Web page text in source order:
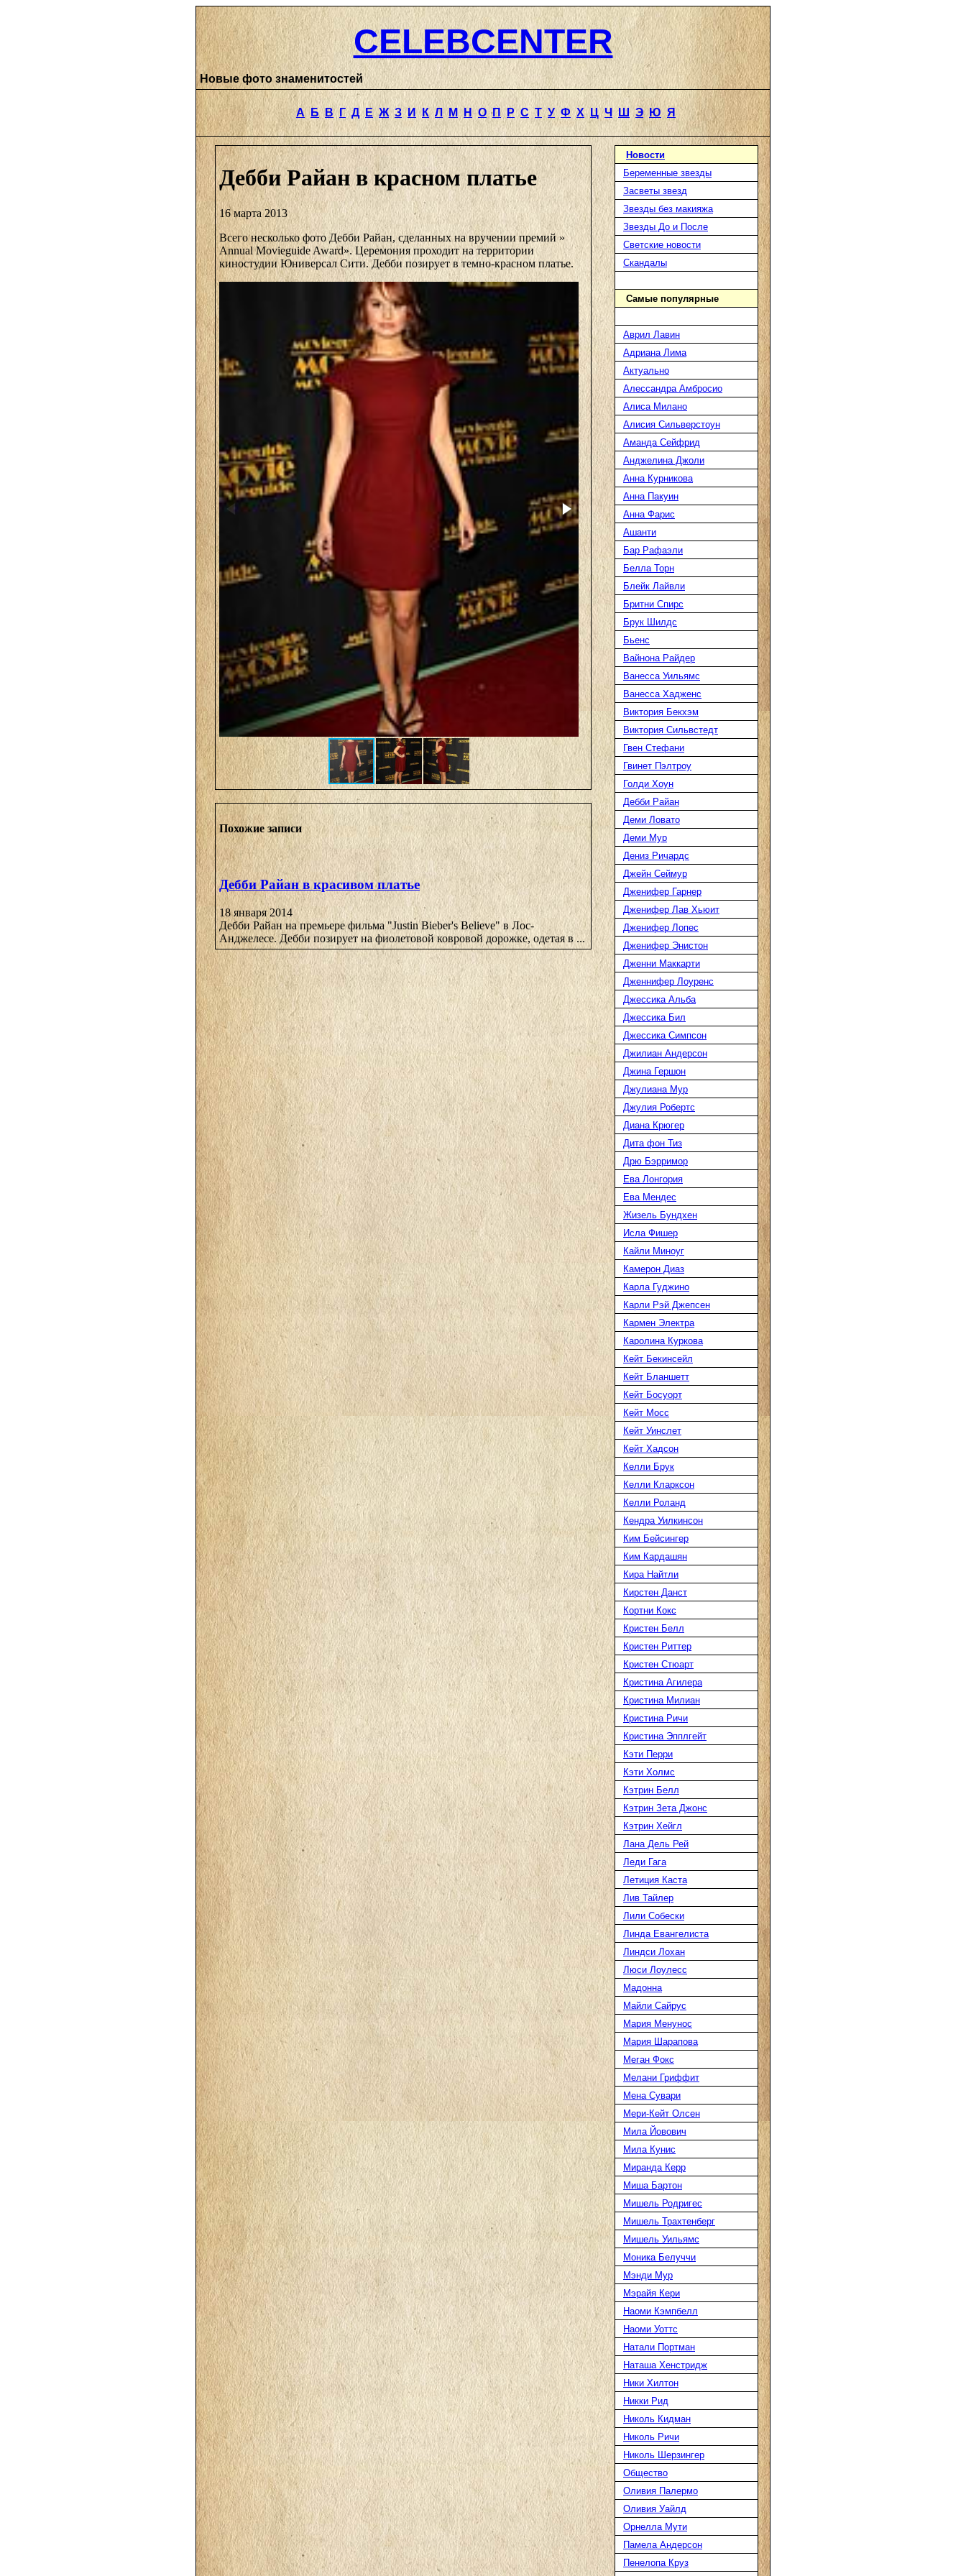
CELEBCENTER
Новые фото знаменитостей
А Б В Г Д Е Ж З И К Л М Н О П Р С Т У Ф Х Ц Ч Ш Э Ю Я
Дебби Райан в красном платье
16 марта 2013
Всего несколько фото Дебби Райан, сделанных на вручении премий »
Annual Movieguide Award». Церемония проходит на территории
киностудии Юниверсал Сити. Дебби позирует в темно-красном платье.
Похожие записи
Дебби Райан в красивом платье
18 января 2014
Дебби Райан на премьере фильма "Justin Bieber's Believe" в Лос-
Анджелесе. Дебби позирует на фиолетовой ковровой дорожке, одетая в ...
Новости
Беременные звезды
Засветы звезд
Звезды без макияжа
Звезды До и После
Светские новости
Скандалы
Самые популярные
Аврил Лавин
Адриана Лима
Актуально
Алессандра Амбросио
Алиса Милано
Алисия Сильверстоун
Аманда Сейфрид
Анджелина Джоли
Анна Курникова
Анна Пакуин
Анна Фарис
Ашанти
Бар Рафаэли
Белла Торн
Блейк Лайвли
Бритни Спирс
Брук Шилдс
Бьенс
Вайнона Райдер
Ванесса Уильямс
Ванесса Хадженс
Виктория Бекхэм
Виктория Сильвстедт
Гвен Стефани
Гвинет Пэлтроу
Голди Хоун
Дебби Райан
Деми Ловато
Деми Мур
Дениз Ричардс
Джейн Сеймур
Дженифер Гарнер
Дженифер Лав Хьюит
Дженифер Лопес
Дженифер Энистон
Дженни Маккарти
Дженнифер Лоуренс
Джессика Альба
Джессика Бил
Джессика Симпсон
Джилиан Андерсон
Джина Гершон
Джулиана Мур
Джулия Робертс
Диана Крюгер
Дита фон Тиз
Дрю Бэрримор
Ева Лонгория
Ева Мендес
Жизель Бундхен
Исла Фишер
Кайли Миноуг
Камерон Диаз
Карла Гуджино
Карли Рэй Джепсен
Кармен Электра
Каролина Куркова
Кейт Бекинсейл
Кейт Бланшетт
Кейт Босуорт
Кейт Мосс
Кейт Уинслет
Кейт Хадсон
Келли Брук
Келли Кларксон
Келли Роланд
Кендра Уилкинсон
Ким Бейсингер
Ким Кардашян
Кира Найтли
Кирстен Данст
Кортни Кокс
Кристен Белл
Кристен Риттер
Кристен Стюарт
Кристина Агилера
Кристина Милиан
Кристина Ричи
Кристина Эпплгейт
Кэти Перри
Кэти Холмс
Кэтрин Белл
Кэтрин Зета Джонс
Кэтрин Хейгл
Лана Дель Рей
Леди Гага
Летиция Каста
Лив Тайлер
Лили Собески
Линда Евангелиста
Линдси Лохан
Люси Лоулесс
Мадонна
Майли Сайрус
Мария Менунос
Мария Шарапова
Меган Фокс
Мелани Гриффит
Мена Сувари
Мери-Кейт Олсен
Мила Йовович
Мила Кунис
Миранда Керр
Миша Бартон
Мишель Родригес
Мишель Трахтенберг
Мишель Уильямс
Моника Белуччи
Мэнди Мур
Мэрайя Кери
Наоми Кэмпбелл
Наоми Уоттс
Натали Портман
Наташа Хенстридж
Ники Хилтон
Никки Рид
Николь Кидман
Николь Ричи
Николь Шерзингер
Общество
Оливия Палермо
Оливия Уайлд
Орнелла Мути
Памела Андерсон
Пенелопа Круз